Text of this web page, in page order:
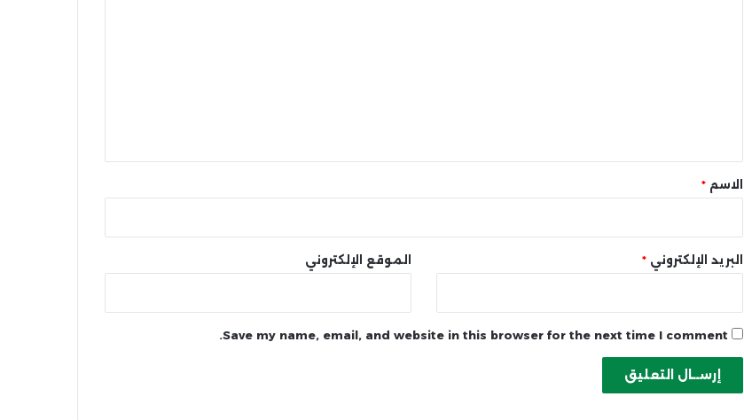
*الاسم *
البريد الإلكتروني * الموقع الإلكتروني
Save my name, email, and website in this browser for the next time I comment.